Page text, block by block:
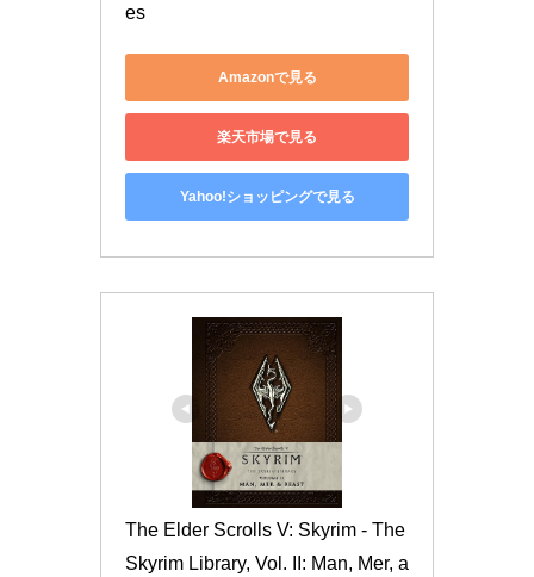
es
Amazonで見る
楽天市場で見る
Yahoo!ショッピングで見る
The Elder Scrolls V: Skyrim - The
Skyrim Library, Vol. II: Man, Mer, a